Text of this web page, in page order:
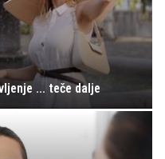
... teče dalje